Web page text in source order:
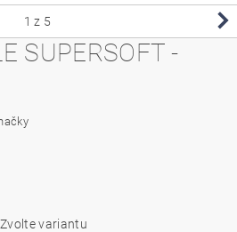
1 z 5
SUPERSOFT -
Zvolte variantu